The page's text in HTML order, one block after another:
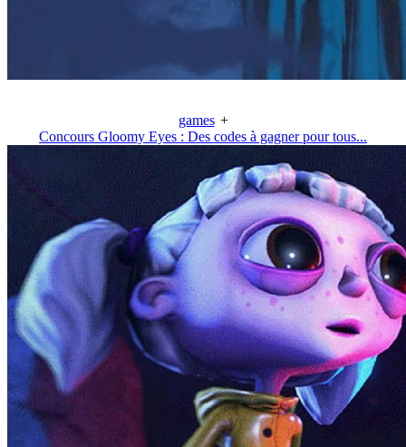
games +
Concours Gloomy Eyes : Des codes à gagner pour tous...